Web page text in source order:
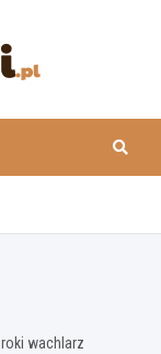
wachlarz